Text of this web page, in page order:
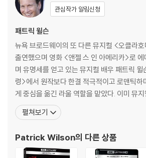
관심작가 알림신청
패트릭 윌슨
뉴욕 브로드웨이의 또 다른 뮤지컬 <오클라
출연했으며 영화 <앤젤 스 인 아메리카>로 에
며 유명세를 얻고 있는 뮤지컬 배우 패트릭
령>에서 원작보다 한결 적극적이고 로맨틱하
게 중심을 옮긴 라울 역할을 맡았다. 이미 뮤
오디션을 통해 패트릭과의 안면이 있던 앤드
의 캐스팅에 "패트릭은 살아 있는 음유시인 그
칠드런(2006)|브래드 아담슨 이브닝(2007)|
펼쳐보기
Patrick Wilson의 다른 상품